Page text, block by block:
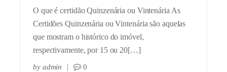
O que é certidão Quinzenária ou Vintenária As
Certidões Quinzenária ou Vintenária são aquelas
que mostram o histórico do imóvel,
respectivamente, por 15 ou 20[…]
by admin 0